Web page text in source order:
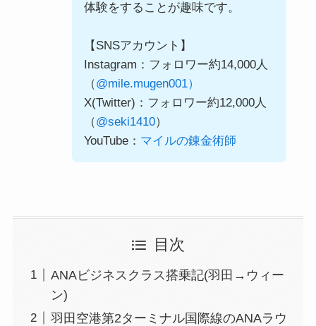
体験をすることが趣味です。
【SNSアカウント】
Instagram：フォロワー約14,000人
（@mile.mugen001）
X(Twitter)：フォロワー約12,000人
（@seki1410）
YouTube： マイルの錬金術師
目次
ANAビジネスクラス搭乗記(羽田→ウィー
ン)
羽田空港第2ターミナル国際線のANAラウ